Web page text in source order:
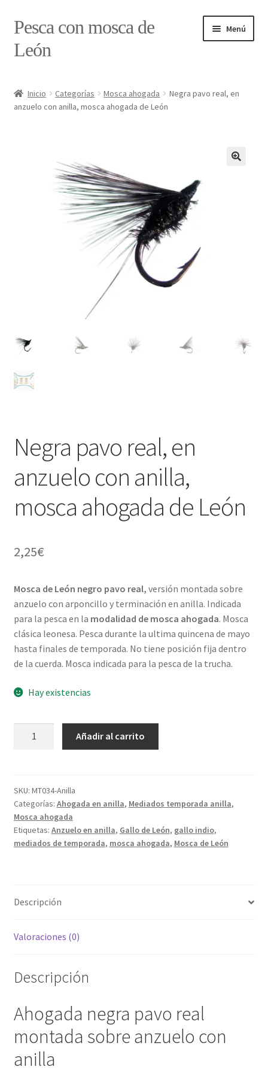
Ir
a
Ir
al
contenido
Pesca con mosca de
León
Menú
#7897 (sin título)
Estado de tramos de pesca
Formulario de contacto
Regístrate al canal de noticias
Inicio Categorías Mosca ahogada
Negra pavo real, en
anzuelo con anilla, mosca ahogada de León
Negra pavo real, en
anzuelo con anilla,
mosca ahogada de León
2,25€
Mosca de León negro pavo real, versión montada sobre
anzuelo con arponcillo y terminación en anilla. Indicada
para la pesca en la modalidad de mosca ahogada. Mosca
clásica leonesa. Pesca durante la ultima quincena de mayo
hasta finales de temporada. No tiene posición fija dentro
de la cuerda. Mosca indicada para la pesca de la trucha.
Hay existencias
anzuelo
con
anilla,
mosca
ahogada
Añadir al carrito
SKU: MT034-Anilla
Categorías: Ahogada en anilla, Mediados temporada anilla,
Mosca ahogada
Etiquetas: Anzuelo en anilla, Gallo de León, gallo indio,
mediados de temporada, mosca ahogada, Mosca de León
Descripción
Valoraciones (0)
Descripción
Ahogada negra pavo real
montada sobre anzuelo con
anilla